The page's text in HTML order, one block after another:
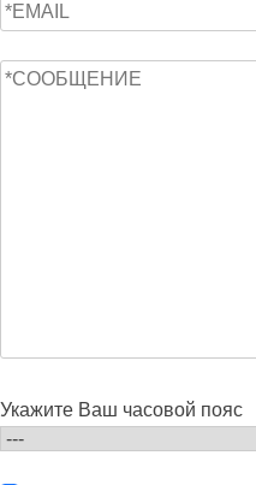
Укажите Ваш часовой пояс